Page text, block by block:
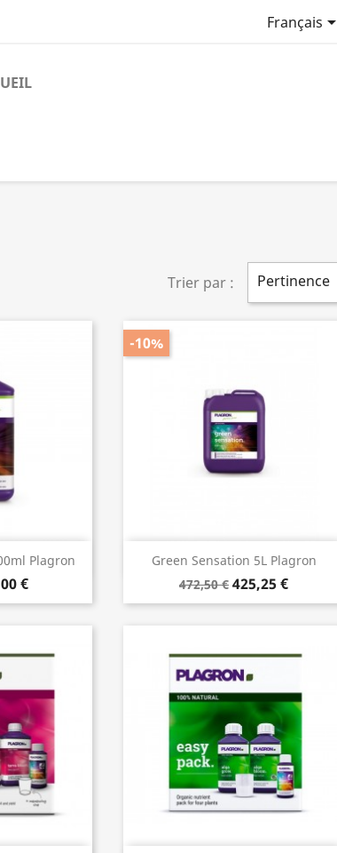
Français
Trier par : Pertinence
Plagron
€
Green Sensation 5L Plagron
472,50 € 425,25 €
-10%
Aperçu rapide